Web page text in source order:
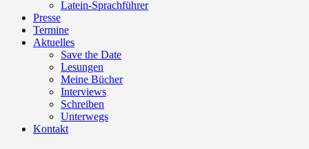
Latein-Sprachführer
Presse
Termine
Aktuelles
Save the Date
Lesungen
Meine Bücher
Interviews
Schreiben
Unterwegs
Kontakt